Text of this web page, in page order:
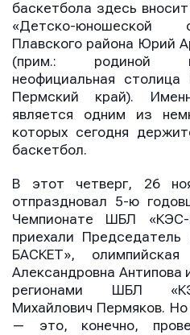
баскетбола здесь
«Детско-юношеской
Плавского района Юрий
(прим.: родиной
неофициальная
Пермский край).
является одним из
которых сегодня
баскетбол.
В этот четверг, 26
отпраздновал 5-ю
Чемпионате ШБЛ
приехали
БАСКЕТ»,
Александровна
регионами ШБЛ
Михайлович Пермяков.
— это, конечно,